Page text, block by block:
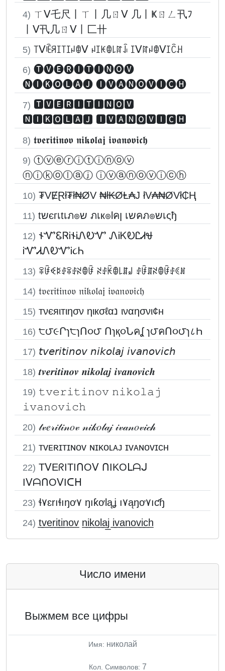
4) ㄒᐯ乇尺丨ㄒ丨几ㄖᐯ 几丨Ҝㄖㄥ卂ﾌ
丨ᐯ卂几ㄖᐯ丨匚卄
5) ꓄ᐯꍟꋪꀤ꓄ꀤꈤꂦᐯ ꈤꀤꀘꂦ꒒ꍏꀭ ꀤᐯꍏꈤꂦᐯꀤꉓꃅ
6) 🅣🅥🅔🅡🅘🅣🅘🅝🅞🅥
🅝🅘🅚🅞🅛🅐🅙 🅘🅥🅐🅝🅞🅥🅘🅒🅗
7) 🆃🆅🅴🆁🅸🆃🅸🅽🅾🆅
🅽🅸🅺🅾🅻🅰🅹 🅸🆅🅰🅽🅾🆅🅸🅲🅷
8) 𝖙𝖛𝖊𝖗𝖎𝖙𝖎𝖓𝖔𝖛 𝖓𝖎𝖐𝖔𝖑𝖆𝖏 𝖎𝖛𝖆𝖓𝖔𝖛𝖎𝖈𝖍
9) ⓣⓥⓔⓡⓘⓣⓘⓝⓞⓥ
ⓝⓘⓚⓞⓛⓐⓙ ⓘⓥⓐⓝⓞⓥⓘⓒⓗ
10) ₮VɆⱤł₮ł₦ØV ₦ł₭ØⱠ₳J łV₳₦ØVł₵Ⱨ
11) tשєгเtเภ๏ש ภเк๏lคן เשคภ๏שเςђ
12) 𐐆ᏉᏋᏒᎥ𐐆ᎥᏁᎧᏉ ᏁᎥᏦᎧᏝᏗᏠ
ᎥᏉᏗᏁᎧᏉᎥ૮Ꮒ
13) ꋖꀰꈼꌅꂑꋖꂑꋊꂦꀰ ꋊꂑꀗꂦ꒒ꁲ꒻ ꂑꀰꁲꋊꂦꀰꂑꀯꍩ
14) 𝔱𝔳𝔢𝔯𝔦𝔱𝔦𝔫𝔬𝔳 𝔫𝔦𝔨𝔬𝔩𝔞𝔧 𝔦𝔳𝔞𝔫𝔬𝔳𝔦𝔠𝔥
15) тνєяιтιησν ηιкσℓαנ ιναησνι¢н
16) ੮౮૯Րɿ੮ɿՈ૦౮ Ոɿқ૦Նคʆ ɿ౮คՈ૦౮ɿ८Һ
17) 𝘵𝘷𝘦𝘳𝘪𝘵𝘪𝘯𝘰𝘷 𝘯𝘪𝘬𝘰𝘭𝘢𝘫 𝘪𝘷𝘢𝘯𝘰𝘷𝘪𝘤𝘩
18) 𝒕𝒗𝒆𝒓𝒊𝒕𝒊𝒏𝒐𝒗 𝒏𝒊𝒌𝒐𝒍𝒂𝒋 𝒊𝒗𝒂𝒏𝒐𝒗𝒊𝒄𝒉
19) 𝚝𝚟𝚎𝚛𝚒𝚝𝚒𝚗𝚘𝚟 𝚗𝚒𝚔𝚘𝚕𝚊𝚓
𝚒𝚟𝚊𝚗𝚘𝚟𝚒𝚌𝚑
20) 𝓉𝓋𝑒𝓇𝒾𝓉𝒾𝓃𝑜𝓋 𝓃𝒾𝓀𝑜𝓁𝒶𝒿 𝒾𝓋𝒶𝓃𝑜𝓋𝒾𝒸𝒽
21) ᴛᴠᴇʀɪᴛɪɴᴏᴠ ɴɪᴋᴏʟᴀᴊ ɪᴠᴀɴᴏᴠɪᴄʜ
22) TᐯEᖇITIᑎOᐯ ᑎIKOᒪᗩᒍ
IᐯᗩᑎOᐯIᑕᕼ
23) ɬ۷ɛrıɬıŋơ۷ ŋıƙơƖąʝ ı۷ąŋơ۷ıƈɧ
24) t̲v̲e̲r̲i̲t̲i̲n̲o̲v̲ n̲i̲k̲o̲l̲a̲j̲ i̲v̲a̲n̲o̲v̲i̲c̲h̲
Число имени
Выжмем все цифры
Имя: николай
Кол. Символов: 7